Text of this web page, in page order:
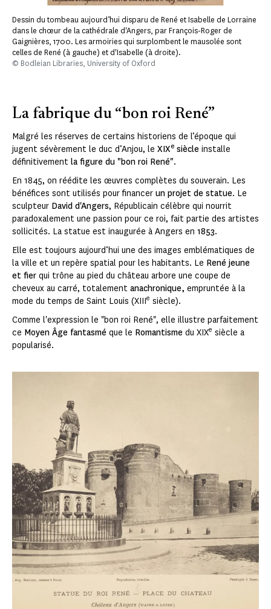
Dessin du tombeau aujourd’hui disparu de René et Isabelle de Lorraine
dans le chœur de la cathédrale d'Angers, par François-Roger de
Gaignières, 1700. Les armoiries qui surplombent le mausolée sont
celles de René (à gauche) et d'Isabelle (à droite).
© Bodleian Libraries, University of Oxford
La fabrique du “bon roi René”
Malgré les réserves de certains historiens de l’époque qui
jugent sévèrement le duc d’Anjou, le XIXe siècle installe
définitivement la figure du "bon roi René".
En 1845, on réédite les œuvres complètes du souverain. Les
bénéfices sont utilisés pour financer un projet de statue. Le
sculpteur David d'Angers, Républicain célèbre qui nourrit
paradoxalement une passion pour ce roi, fait partie des artistes
sollicités. La statue est inaugurée à Angers en 1853.
Elle est toujours aujourd’hui une des images emblématiques de
la ville et un repère spatial pour les habitants. Le René jeune
et fier qui trône au pied du château arbore une coupe de
cheveux au carré, totalement anachronique, empruntée à la
mode du temps de Saint Louis (XIIIe siècle).
Comme l'expression le "bon roi René", elle illustre parfaitement
ce Moyen Âge fantasmé que le Romantisme du XIXe siècle a
popularisé.